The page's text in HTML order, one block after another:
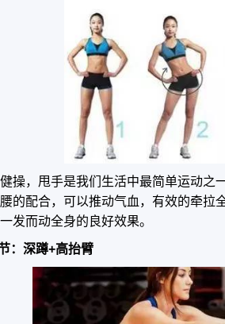
操，甩手是我们生活中最简单运动之
的配合，可以推动气血，有效的牵拉
发而动全身的良好效果。
：深蹲+高抬臂